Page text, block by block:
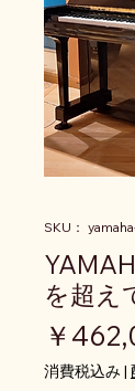
SKU：
を超え
￥
消費税込み|